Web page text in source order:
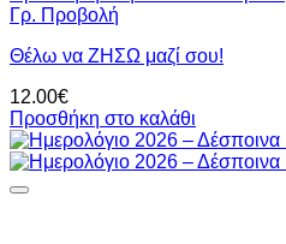
Γρ. Προβολή
Θέλω να ΖΗΣΩ μαζί σου!
12.00€
Προσθήκη στο καλάθι